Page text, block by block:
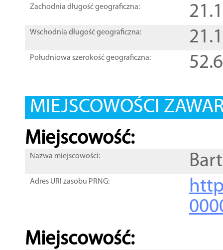
Zachodnia długość geograficzna:
Wschodnia długość geograficzna:
Południowa szerokość geograficzna:
MIEJSCOWOŚCI
Miejscowość:
Nazwa miejscowości:
Adres URI zasobu PRNG:
Miejscowość: